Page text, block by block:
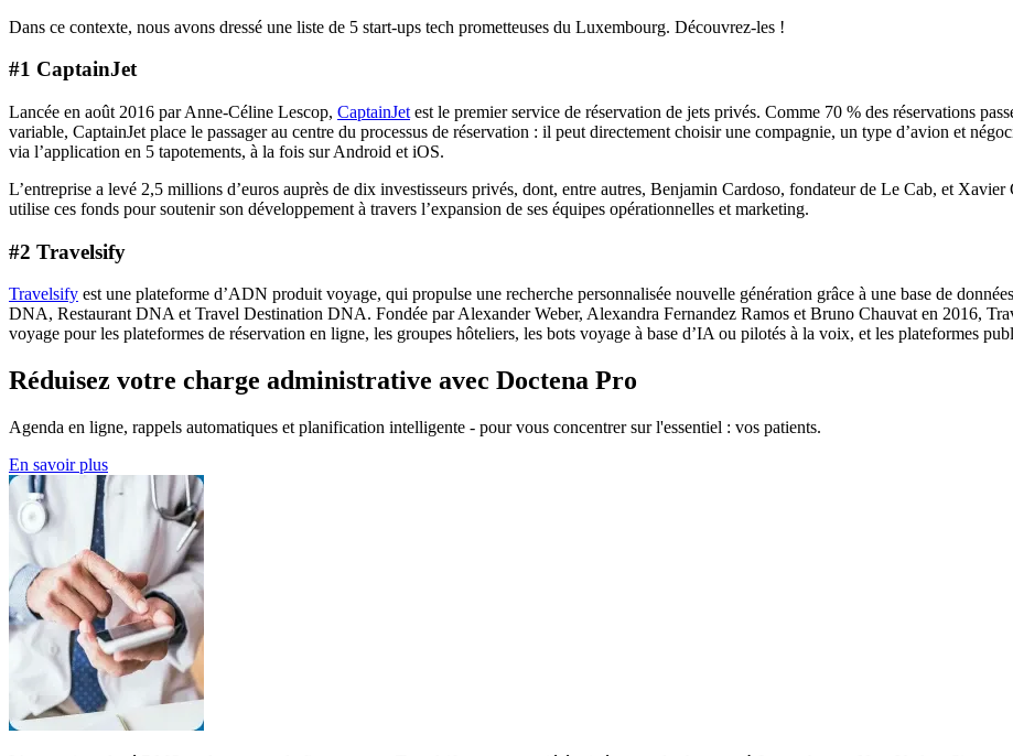
Dans ce contexte, nous avons dressé une liste de 5 start-ups tech prometteuses du Luxembourg. Découvrez-les !
#1 CaptainJet
Lancée en août 2016 par Anne-Céline Lescop, CaptainJet est le premier service de réservation de jets privés. Comme 70 % des réservations
variable, CaptainJet place le passager au centre du processus de réservation : il peut directement choisir une compagnie, un type d’avion et
via l’application en 5 tapotements, à la fois sur Android et iOS.
L’entreprise a levé 2,5 millions d’euros auprès de dix investisseurs privés, dont, entre autres, Benjamin Cardoso, fondateur de Le Cab, et
utilise ces fonds pour soutenir son développement à travers l’expansion de ses équipes opérationnelles et marketing.
#2 Travelsify
Travelsify est une plateforme d’ADN produit voyage, qui propulse une recherche personnalisée nouvelle génération grâce à une base de
DNA, Restaurant DNA et Travel Destination DNA. Fondée par Alexander Weber, Alexandra Fernandez Ramos et Bruno Chauvat en 2016,
voyage pour les plateformes de réservation en ligne, les groupes hôteliers, les bots voyage à base d’IA ou pilotés à la voix, et les plateformes
Réduisez votre charge administrative avec Doctena Pro
Agenda en ligne, rappels automatiques et planification intelligente - pour vous concentrer sur l'essentiel : vos patients.
En savoir plus